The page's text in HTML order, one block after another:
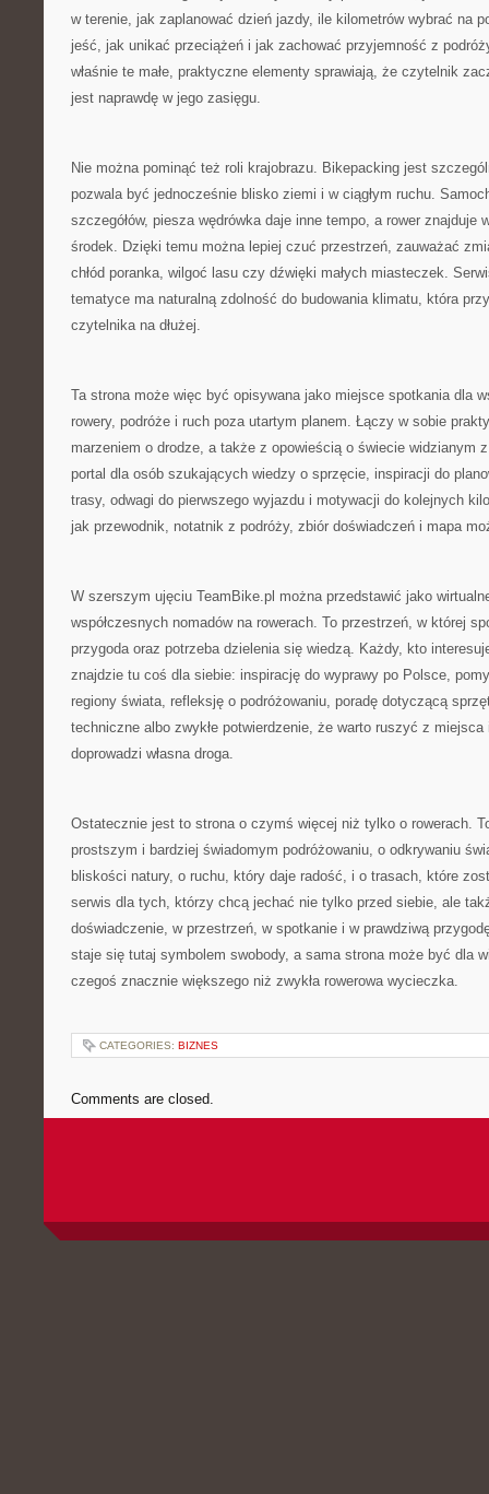
w terenie, jak zaplanować dzień jazdy, ile kilometrów wybrać na
jeść, jak unikać przeciążeń i jak zachować przyjemność z
właśnie te małe, praktyczne elementy sprawiają, że czytelnik
jest naprawdę w jego zasięgu.
Nie można pominąć też roli krajobrazu. Bikepacking jest
pozwala być jednocześnie blisko ziemi i w ciągłym ruchu.
szczegółów, piesza wędrówka daje inne tempo, a rower znajduje
środek. Dzięki temu można lepiej czuć przestrzeń, zauważać
chłód poranka, wilgoć lasu czy dźwięki małych miasteczek.
tematyce ma naturalną zdolność do budowania klimatu, która
czytelnika na dłużej.
Ta strona może więc być opisywana jako miejsce spotkania dla
rowery, podróże i ruch poza utartym planem. Łączy w sobie
marzeniem o drodze, a także z opowieścią o świecie widzianym
portal dla osób szukających wiedzy o sprzęcie, inspiracji do
trasy, odwagi do pierwszego wyjazdu i motywacji do kolejnych
jak przewodnik, notatnik z podróży, zbiór doświadczeń i mapa
W szerszym ujęciu TeamBike.pl można przedstawić jako
współczesnych nomadów na rowerach. To przestrzeń, w której
przygoda oraz potrzeba dzielenia się wiedzą. Każdy, kto
znajdzie tu coś dla siebie: inspirację do wyprawy po Polsce,
regiony świata, refleksję o podróżowaniu, poradę dotyczącą
techniczne albo zwykłe potwierdzenie, że warto ruszyć z
doprowadzi własna droga.
Ostatecznie jest to strona o czymś więcej niż tylko o rowerach.
prostszym i bardziej świadomym podróżowaniu, o odkrywaniu
bliskości natury, o ruchu, który daje radość, i o trasach, które
serwis dla tych, którzy chcą jechać nie tylko przed siebie, ale
doświadczenie, w przestrzeń, w spotkanie i w prawdziwą
staje się tutaj symbolem swobody, a sama strona może być dla
czegoś znacznie większego niż zwykła rowerowa wycieczka.
CATEGORIES: BIZNES
Comments are closed.